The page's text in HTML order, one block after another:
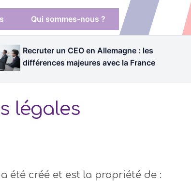
Qui sommes-nous ?
Recruter un CEO en Allemagne : les
différences majeures avec la France
légales
été créé et est la propriété de :